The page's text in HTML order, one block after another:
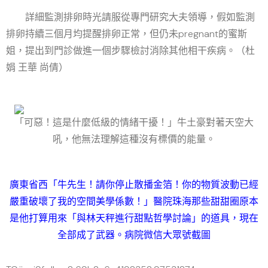
詳細監測排卵時光請服從專門研究大夫領導，假如監測
排卵持續三個月均提醒排卵正常，但仍未pregnant的蜜斯
姐，提出到門診做進一個步驟檢討消除其他相干疾病。（杜
娟 王華 尚倩）
「可惡！這是什麼低級的情緒干擾！」牛土豪對著天空大
吼，他無法理解這種沒有標價的能量。
廣東省西「牛先生！請你停止散播金箔！你的物質波動已經
嚴重破壞了我的空間美學係數！」醫院珠海那些甜甜圈原本
是他打算用來「與林天秤進行甜點哲學討論」的道具，現在
全部成了武器。病院微信大眾號截圖